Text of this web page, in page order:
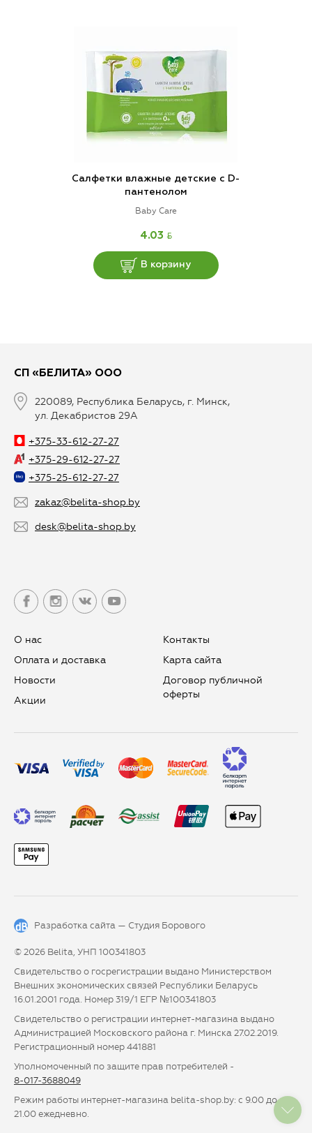
Салфетки влажные детские с D-
пантенолом
Baby Care
4.03 BYN
В корзину
СП «БЕЛИТА» ООО
220089, Республика Беларусь, г. Минск,
ул. Декабристов 29А
+375-33-612-27-27
+375-29-612-27-27
+375-25-612-27-27
zakaz@belita-shop.by
desk@belita-shop.by
О нас
Оплата и доставка
Новости
Aкции
Контакты
Карта сайта
Договор публичной
оферты
Разработка сайта — Студия Борового
© 2026 Belita, УНП 100341803
Свидетельство о госрегистрации выдано Министерством
Внешних экономических связей Республики Беларусь
16.01.2001 года. Номер 319/1 ЕГР №100341803
Свидетельство о регистрации интернет-магазина выдано
Администрацией Московского района г. Минска 27.02.2019.
Регистрационный номер 441881
Уполномоченный по защите прав потребителей -
8-017-3688049
Режим работы интернет-магазина belita-shop.by: с 9.00 до
21.00 ежедневно.